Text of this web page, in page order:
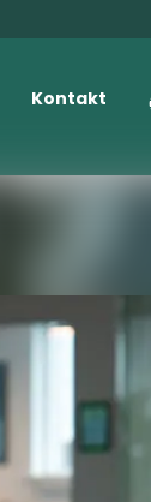
Kontakt